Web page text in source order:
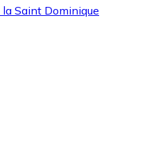
laSaint Dominique